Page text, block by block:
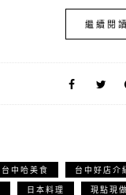
繼續閱讀
台中哈美食 台中好店介
日本料理 現點現做